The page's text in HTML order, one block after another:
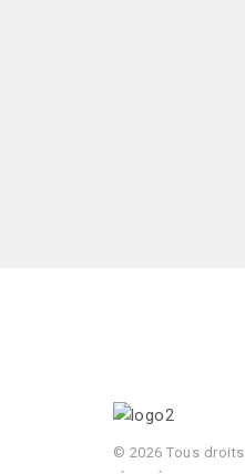
© 2026 Tous droits